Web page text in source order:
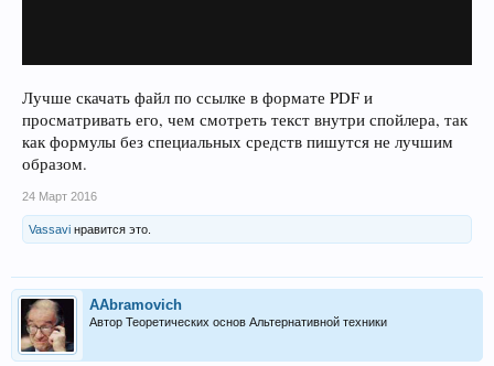
Лучше скачать файл по ссылке в формате PDF и
просматривать его, чем смотреть текст внутри спойлера, так
как формулы без специальных средств пишутся не лучшим
образом.
24 Март 2016
Vassavi нравится это.
AAbramovich
Автор Теоретических основ Альтернативной техники